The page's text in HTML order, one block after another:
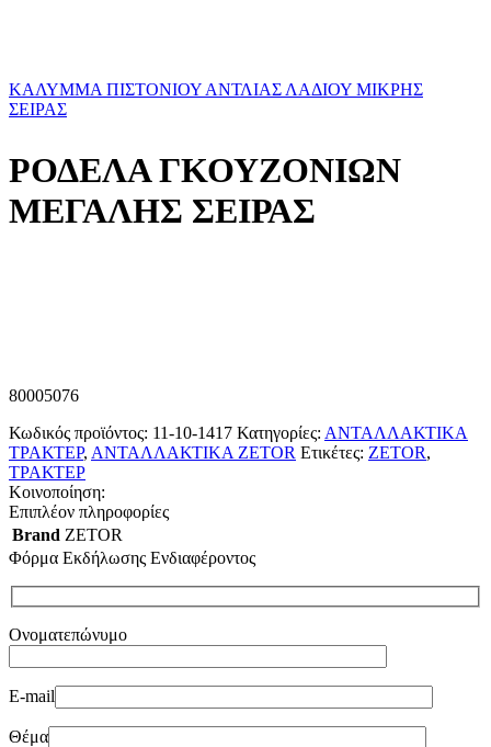
ΚΑΛΥΜΜΑ ΠΙΣΤΟΝΙΟΥ ΑΝΤΛΙΑΣ ΛΑΔΙΟΥ ΜΙΚΡΗΣ
ΣΕΙΡΑΣ
ΡΟΔΕΛΑ ΓΚΟΥΖΟΝΙΩΝ
ΜΕΓΑΛΗΣ ΣΕΙΡΑΣ
80005076
Κωδικός προϊόντος: 11-10-1417 Κατηγορίες: ΑΝΤΑΛΛΑΚΤΙΚΑ
ΤΡΑΚΤΕΡ, ΑΝΤΑΛΛΑΚΤΙΚΑ ZETOR Ετικέτες: ZETOR,
ΤΡΑΚΤΕΡ
Κοινοποίηση:
Επιπλέον πληροφορίες
Brand ZETOR
Φόρμα Εκδήλωσης Ενδιαφέροντος
Ονοματεπώνυμο
E-mail
Θέμα